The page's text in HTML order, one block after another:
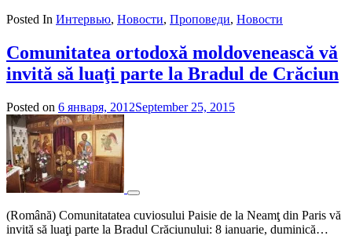
Posted In Интервью, Новости, Проповеди, Новости
Comunitatea ortodoxă moldovenească vă
invită să luaţi parte la Bradul de Crăciun
Posted on 6 января, 2012September 25, 2015
(Română) Comunitatatea cuviosului Paisie de la Neamţ din Paris vă
invită să luaţi parte la Bradul Crăciunului: 8 ianuarie, duminică…